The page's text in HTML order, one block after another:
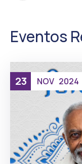
Eventos
23 NOV 2024